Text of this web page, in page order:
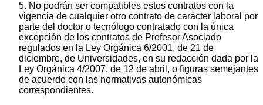
5. No podrán ser compatibles estos contratos con la
vigencia de cualquier otro contrato de carácter laboral por
parte del doctor o tecnólogo contratado con la única
excepción de los contratos de Profesor Asociado
regulados en la Ley Orgánica 6/2001, de 21 de
diciembre, de Universidades, en su redacción dada por la
Ley Orgánica 4/2007, de 12 de abril, o figuras semejantes
de acuerdo con las normativas autonómicas
correspondientes.